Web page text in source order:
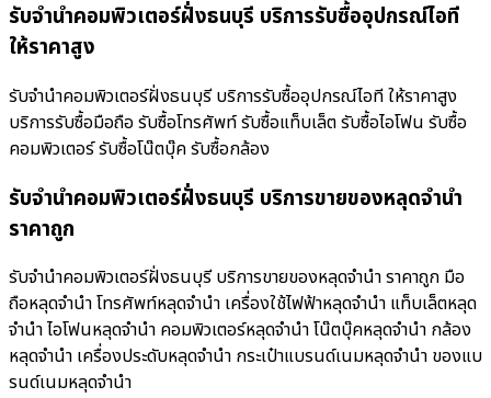
รับจำนำคอมพิวเตอร์ฝั่งธนบุรี บริการรับซื้ออุปกรณ์ไอที
ให้ราคาสูง
รับจำนำคอมพิวเตอร์ฝั่งธนบุรี บริการรับซื้ออุปกรณ์ไอที ให้ราคาสูง
บริการรับซื้อมือถือ รับซื้อโทรศัพท์ รับซื้อแท็บเล็ต รับซื้อไอโฟน รับซื้อ
คอมพิวเตอร์ รับซื้อโน๊ตบุ๊ค รับซื้อกล้อง
รับจำนำคอมพิวเตอร์ฝั่งธนบุรี บริการขายของหลุดจำนำ
ราคาถูก
รับจำนำคอมพิวเตอร์ฝั่งธนบุรี บริการขายของหลุดจำนำ ราคาถูก มือ
ถือหลุดจำนำ โทรศัพท์หลุดจำนำ เครื่องใช้ไฟฟ้าหลุดจำนำ แท็บเล็ตหลุด
จำนำ ไอโฟนหลุดจำนำ คอมพิวเตอร์หลุดจำนำ โน๊ตบุ๊คหลุดจำนำ กล้อง
หลุดจำนำ เครื่องประดับหลุดจำนำ กระเป๋าแบรนด์เนมหลุดจำนำ ของแบ
รนด์เนมหลุดจำนำ